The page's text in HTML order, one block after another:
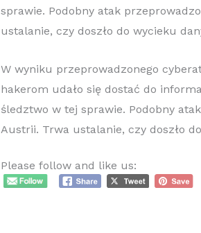
sprawie. Podobny atak
ustalanie, czy doszło do wycieku
​W wyniku przeprowadzonego
hakerom udało się dostać do
śledztwo w tej sprawie. Podobny
Austrii. Trwa ustalanie, czy doszło
Please follow and like us: